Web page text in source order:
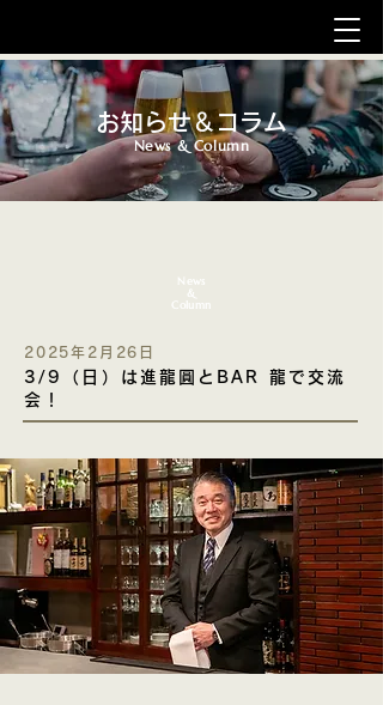
お知らせ＆コラム
News & Column
News
&
Column
2025年2月26日
3/9（日）は進龍圓とBAR 龍で交流
会！